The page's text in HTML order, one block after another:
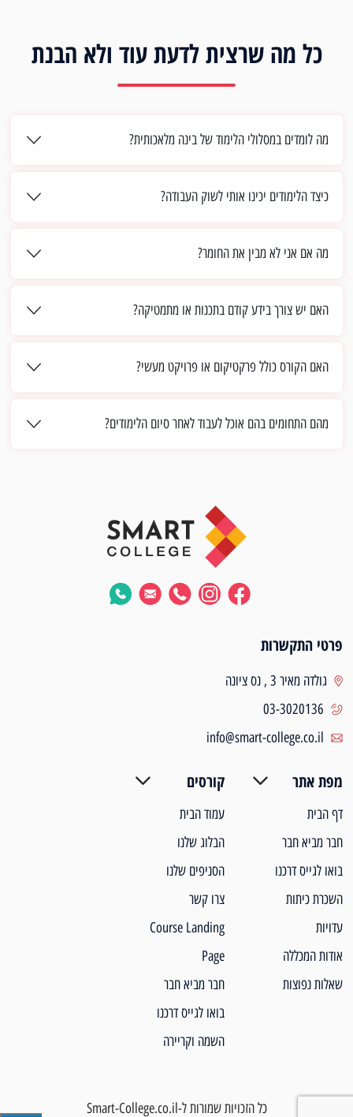
כל מה שרצית לדעת עוד ולא הבנת
מה לומדים במסלולי הלימוד של בינה מלאכותית?
כיצד הלימודים יכינו אותי לשוק העבודה?
מה אם אני לא מבין את החומר?
האם יש צורך בידע קודם בתכנות או מתמטיקה?
האם הקורס כולל פרקטיקום או פרויקט מעשי?
מהם התחומים בהם אוכל לעבוד לאחר סיום הלימודים?
פרטי התקשרות
גולדה מאיר 3 , נס ציונה
03-3020136
info@smart-college.co.il
מפת אתר
דף הבית
חבר מביא חבר
בואו לגייס דרכנו
השכרת כיתות
עדויות
אודות המכללה
שאלות נפוצות
קורסים
עמוד הבית
הבלוג שלנו
הסניפים שלנו
צרו קשר
Course Landing
Page
חבר מביא חבר
בואו לגייס דרכנו
השמה וקריירה
כל הזכויות שמורות ל-Smart-College.co.il